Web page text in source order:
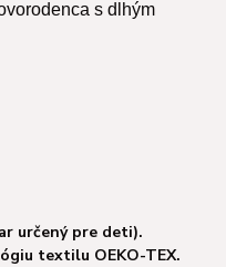
s dlhým
určený pre deti).
textilu OEKO-TEX.